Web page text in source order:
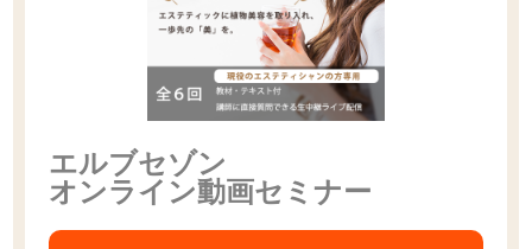
エルブセゾン
オンライン動画セミナー